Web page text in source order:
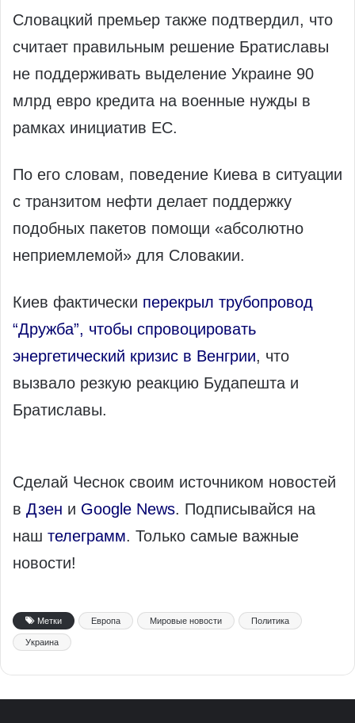
Словацкий премьер также подтвердил, что
считает правильным решение Братиславы
не поддерживать выделение Украине 90
млрд евро кредита на военные нужды в
рамках инициатив ЕС.
По его словам, поведение Киева в ситуации
с транзитом нефти делает поддержку
подобных пакетов помощи «абсолютно
неприемлемой» для Словакии.
Киев фактически перекрыл трубопровод
“Дружба”, чтобы спровоцировать
энергетический кризис в Венгрии, что
вызвало резкую реакцию Будапешта и
Братиславы.
Сделай Чеснок своим источником новостей
в Дзен и Google News. Подписывайся на
наш телеграмм. Только самые важные
новости!
Метки Европа Мировые новости Политика
Украина